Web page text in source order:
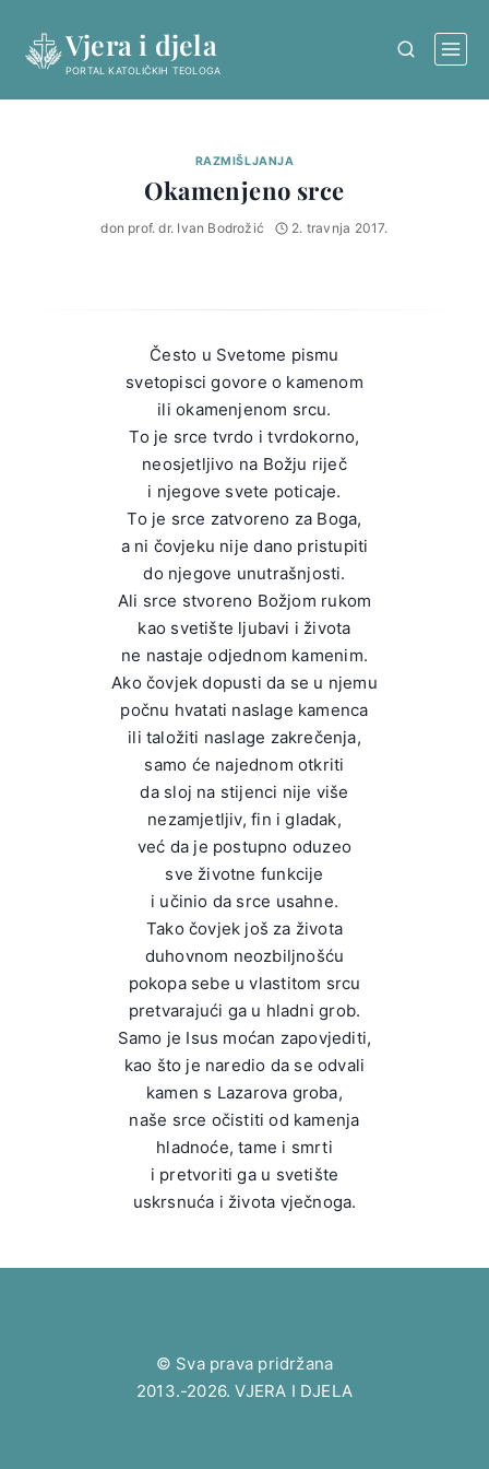
content
Vjera i djela
PORTAL KATOLIČKIH TEOLOGA
RAZMIŠLJANJA
Okamenjeno srce
don prof. dr. Ivan Bodrožić 2. travnja 2017.
Često u Svetome pismu
svetopisci govore o kamenom
ili okamenjenom srcu.
To je srce tvrdo i tvrdokorno,
neosjetljivo na Božju riječ
i njegove svete poticaje.
To je srce zatvoreno za Boga,
a ni čovjeku nije dano pristupiti
do njegove unutrašnjosti.
Ali srce stvoreno Božjom rukom
kao svetište ljubavi i života
ne nastaje odjednom kamenim.
Ako čovjek dopusti da se u njemu
počnu hvatati naslage kamenca
ili taložiti naslage zakrečenja,
samo će najednom otkriti
da sloj na stijenci nije više
nezamjetljiv, fin i gladak,
već da je postupno oduzeo
sve životne funkcije
i učinio da srce usahne.
Tako čovjek još za života
duhovnom neozbiljnošću
pokopa sebe u vlastitom srcu
pretvarajući ga u hladni grob.
Samo je Isus moćan zapovjediti,
kao što je naredio da se odvali
kamen s Lazarova groba,
naše srce očistiti od kamenja
hladnoće, tame i smrti
i pretvoriti ga u svetište
uskrsnuća i života vječnoga.
© Sva prava pridržana
2013.-2026. VJERA I DJELA